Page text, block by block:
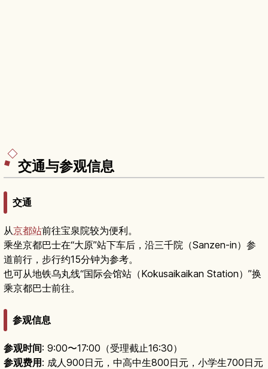
交通与参观信息
交通
从京都站前往宝泉院较为便利。
乘坐京都巴士在“大原”站下车后，沿三千院（Sanzen-in）参
道前行，步行约15分钟为参考。
也可从地铁乌丸线“国际会馆站（Kokusaikaikan Station）”换
乘京都巴士前往。
参观信息
参观时间: 9:00〜17:00（受理截止16:30）
参观费用: 成人900日元，中高中生800日元，小学生700日元